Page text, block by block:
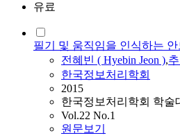
유료
필기 및 움직임을 인식하는
전혜빈 ( Hyebin Jeon ),
한국정보처리학회
2015
한국정보처리학회 학술
Vol.22 No.1
원문보기